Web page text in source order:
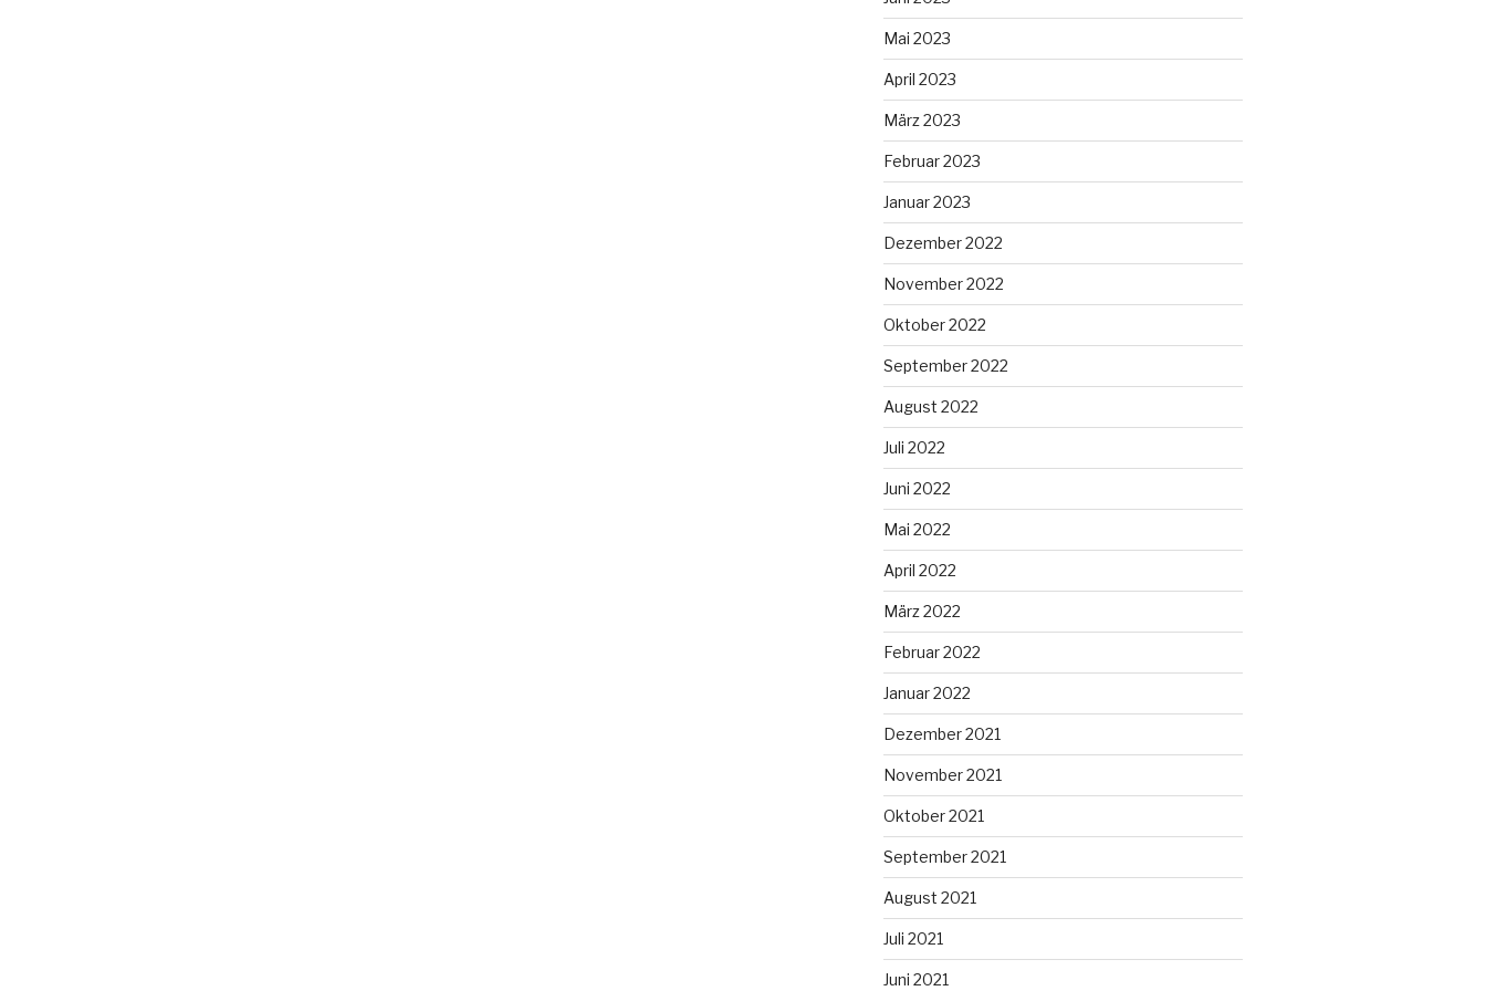
Mai 2023
April 2023
März 2023
Februar 2023
Januar 2023
Dezember 2022
November 2022
Oktober 2022
September 2022
August 2022
Juli 2022
Juni 2022
Mai 2022
April 2022
März 2022
Februar 2022
Januar 2022
Dezember 2021
November 2021
Oktober 2021
September 2021
August 2021
Juli 2021
Juni 2021